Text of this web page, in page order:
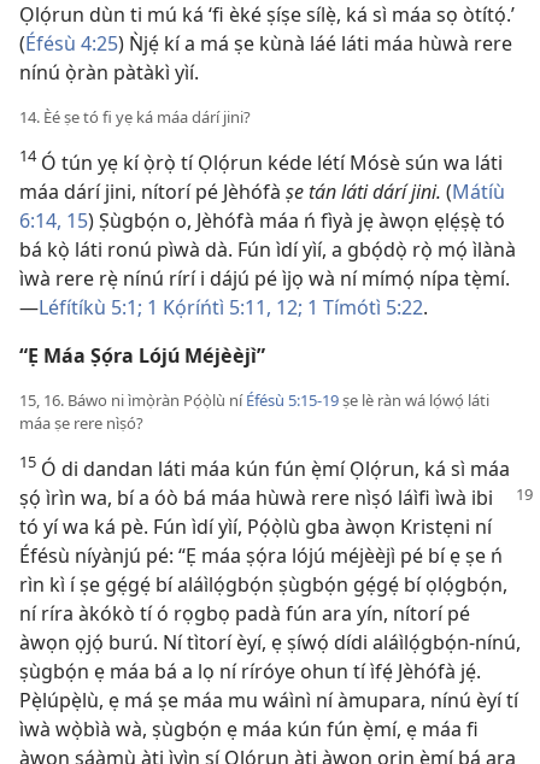
Ọlọ́run dùn ti mú ká ‘fi èké ṣíṣe sílẹ̀, ká sì máa sọ òtítọ́.’
(Éfésù 4:25) Ǹjẹ́ kí a má ṣe kùnà láé láti máa hùwà rere
nínú ọ̀ràn pàtàkì yìí.
14. Èé ṣe tó fi yẹ ká máa dárí jini?
14Ó tún yẹ kí ọ̀rọ̀ tí Ọlọ́run kéde létí Mósè sún wa láti
máa dárí jini, nítorí pé Jèhófà ṣe tán láti dárí jini. (Mátíù
6:14, 15) Ṣùgbọ́n o, Jèhófà máa ń fìyà jẹ àwọn ẹlẹ́ṣẹ̀ tó
bá kọ̀ láti ronú pìwà dà. Fún ìdí yìí, a gbọ́dọ̀ rọ̀ mọ́ ìlànà
ìwà rere rẹ̀ nínú rírí i dájú pé ìjọ wà ní mímọ́ nípa tẹ̀mí.
—Léfítíkù 5:1; 1 Kọ́ríńtì 5:11, 12; 1 Tímótì 5:22.
“Ẹ Máa Ṣọ́ra Lójú Méjèèjì”
15, 16. Báwo ni ìmọ̀ràn Pọ́ọ̀lù níÉfésù 5:15-19ṣe lè ràn wá lọ́wọ́ láti
máa ṣe rere nìṣó?
15 Ó di dandan láti máa kún fún ẹ̀mí Ọlọ́run, ká sì máa
ṣọ́ ìrìn wa, bí a óò bá máa hùwà rere nìṣó láìfi ìwà ibi
tó yí wa ká pè. Fún ìdí yìí, Pọ́ọ̀lù gba àwọn Kristẹni ní
Éfésù níyànjú pé: “Ẹ máa ṣọ́ra lójú méjèèjì pé bí ẹ ṣe ń
rìn kì í ṣe gẹ́gẹ́ bí aláìlọ́gbọ́n ṣùgbọ́n gẹ́gẹ́ bí ọlọ́gbọ́n,
ní ríra àkókò tí ó rọgbọ padà fún ara yín, nítorí pé
àwọn ọjọ́ burú. Ní tìtorí èyí, ẹ ṣíwọ́ dídi aláìlọ́gbọ́n-nínú,
ṣùgbọ́n ẹ máa bá a lọ ní ríróye ohun tí ìfẹ́ Jèhófà jẹ́.
Pẹ̀lúpẹ̀lù, ẹ má ṣe máa mu wáìnì ní àmupara, nínú èyí tí
ìwà wọ̀bìà wà, ṣùgbọ́n ẹ máa kún fún ẹ̀mí, ẹ máa fi
àwọn sáàmù àti ìyìn sí Ọlọ́run àti àwọn orin ẹ̀mí bá ara